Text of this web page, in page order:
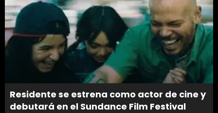
Residente se estrena como actor de cine y
debutará en el Sundance Film Festival